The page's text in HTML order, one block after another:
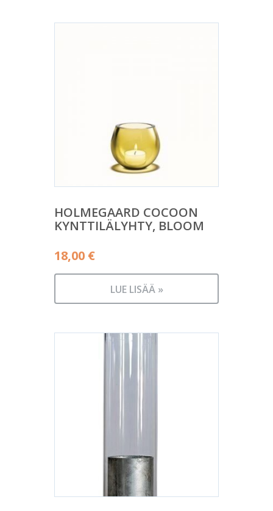
HOLMEGAARD COCOON
KYNTTILÄLYHTY, BLOOM
18,00 €
LUE LISÄÄ »